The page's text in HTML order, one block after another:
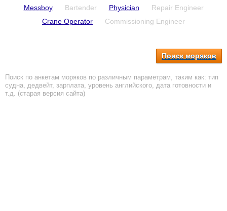
Messboy
Bartender Physician
Repair Engineer
Crane Operator
Commissioning Engineer
Поиск моряков
Поиск по анкетам моряков по различным параметрам, таким как: тип
судна, дедвейт, зарплата, уровень английского, дата готовности и
т.д. (старая версия сайта)